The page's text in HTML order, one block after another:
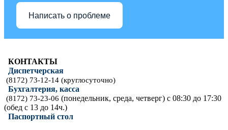
Написать о проблеме
КОНТАКТЫ
Диспетчерская
(8172) 73-12-14 (круглосуточно)
Бухгалтерия, касса
(8172) 73-23-06 (понедельник, среда, четверг) с 08:30 до 17:30
(обед с 13 до 14ч.)
Паспортный стол